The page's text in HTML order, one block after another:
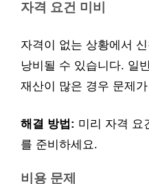
자격 요건 미비
자격이 없는 상황에서
낭비될 수 있습니다. 일
재산이 많은 경우 문제
해결 방법: 미리 자격 요
를 준비하세요.
비용 문제